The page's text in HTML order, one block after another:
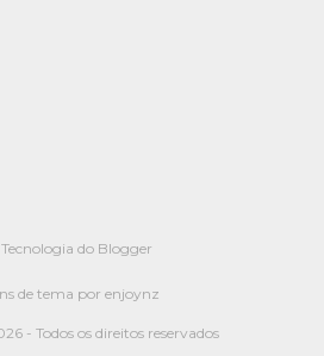
Tecnologia do Blogger
de tema por enjoynz
- Todos os direitos reservados